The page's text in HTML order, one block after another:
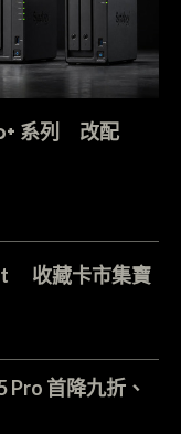
系列 改配
收藏卡市集寶
Pro 首降九折、